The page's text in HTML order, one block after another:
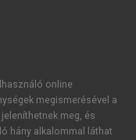
online
megismerésével a
meg, és
hány alkalommal láthat